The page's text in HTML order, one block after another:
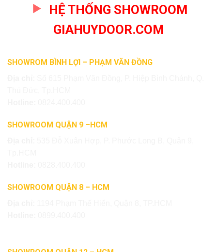
HỆ THỐNG SHOWROOM
GIAHUYDOOR.COM
SHOWROM BÌNH LỢI – PHẠM VĂN ĐỒNG
SHOWROOM QUẬN 9 –HCM
SHOWROOM QUẬN 8 – HCM